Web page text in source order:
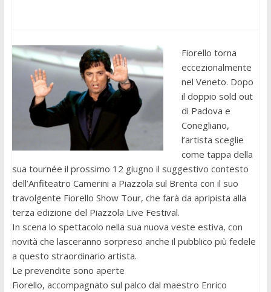
Fiorello torna
eccezionalmente
nel Veneto. Dopo
il doppio sold out
di Padova e
Conegliano,
l’artista sceglie
come tappa della
sua tournée il prossimo 12 giugno il suggestivo contesto
dell’Anfiteatro Camerini a Piazzola sul Brenta con il suo
travolgente Fiorello Show Tour, che farà da apripista alla
terza edizione del Piazzola Live Festival.
In scena lo spettacolo nella sua nuova veste estiva, con
novità che lasceranno sorpreso anche il pubblico più fedele
a questo straordinario artista.
Le prevendite sono aperte
Fiorello, accompagnato sul palco dal maestro Enrico